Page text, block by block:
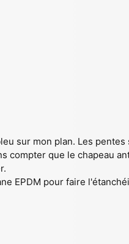
sur mon plan. Les pentes
compter que le chapeau
EPDM pour faire